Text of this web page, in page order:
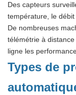
Des capteurs
température, le
De nombreuses
télémétrie à
ligne les
Types de